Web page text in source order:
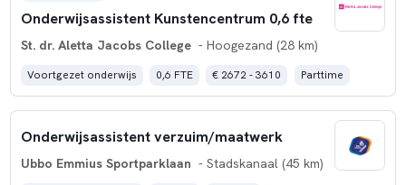
Onderwijsassistent Kunstencentrum 0,6 fte
St. dr. Aletta Jacobs College - Hoogezand (28 km)
Voortgezet onderwijs 0,6 FTE € 2672 - 3610 Parttime
Onderwijsassistent verzuim/maatwerk
Ubbo Emmius Sportparklaan - Stadskanaal (45 km)